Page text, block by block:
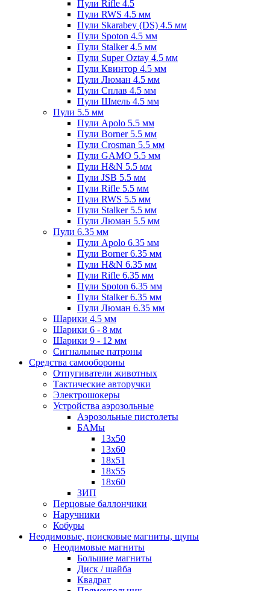
Пули Rifle 4.5
Пули RWS 4.5 мм
Пули Skarabey (DS) 4.5 мм
Пули Spoton 4.5 мм
Пули Stalker 4.5 мм
Пули Super Oztay 4.5 мм
Пули Квинтор 4.5 мм
Пули Люман 4.5 мм
Пули Сплав 4.5 мм
Пули Шмель 4.5 мм
Пули 5.5 мм
Пули Apolo 5.5 мм
Пули Borner 5.5 мм
Пули Crosman 5.5 мм
Пули GAMO 5.5 мм
Пули H&N 5.5 мм
Пули JSB 5.5 мм
Пули Rifle 5.5 мм
Пули RWS 5.5 мм
Пули Stalker 5.5 мм
Пули Люман 5.5 мм
Пули 6.35 мм
Пули Apolo 6.35 мм
Пули Borner 6.35 мм
Пули H&N 6.35 мм
Пули Rifle 6.35 мм
Пули Spoton 6.35 мм
Пули Stalker 6.35 мм
Пули Люман 6.35 мм
Шарики 4.5 мм
Шарики 6 - 8 мм
Шарики 9 - 12 мм
Сигнальные патроны
Средства самообороны
Отпугиватели животных
Тактические авторучки
Электрошокеры
Устройства аэрозольные
Аэрозольные пистолеты
БАМы
13х50
13х60
18х51
18х55
18х60
ЗИП
Перцовые баллончики
Наручники
Кобуры
Неодимовые, поисковые магниты, щупы
Неодимовые магниты
Большие магниты
Диск / шайба
Квадрат